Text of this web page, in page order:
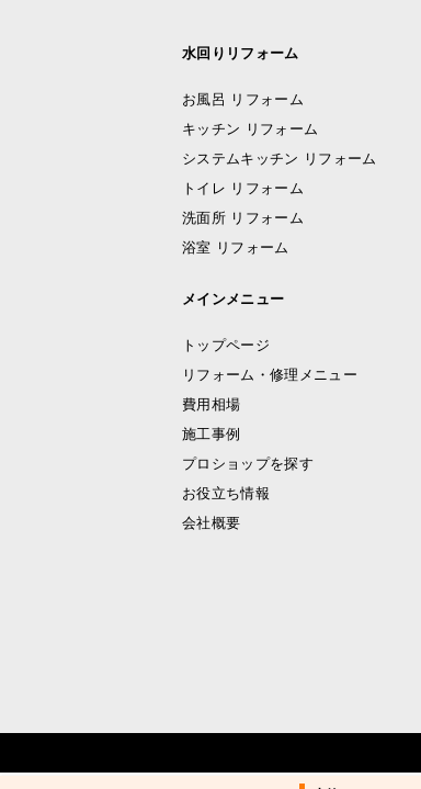
水回りリフォーム
お風呂 リフォーム
キッチン リフォーム
システムキッチン リフォーム
トイレ リフォーム
洗面所 リフォーム
浴室 リフォーム
メインメニュー
トップページ
リフォーム・修理メニュー
費用相場
施工事例
プロショップを探す
お役立ち情報
会社概要